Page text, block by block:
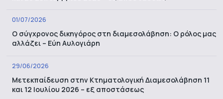
01/07/2026
Ο σύγχρονος δικηγόρος στη διαμεσολάβηση: Ο ρόλος μας
αλλάζει – Εύη Αυλογιάρη
29/06/2026
Μετεκπαίδευση στην Κτηματολογική Διαμεσολάβηση 11
και 12 Ιουλίου 2026 – εξ αποστάσεως